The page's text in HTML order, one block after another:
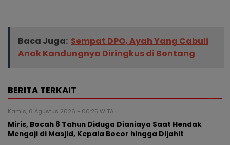
Baca Juga: Sempat DPO, Ayah Yang Cabuli
Anak Kandungnya Diringkus di Bontang
BERITA TERKAIT
Kamis, 6 Agustus 2026 - 00:25 WITA
Miris, Bocah 8 Tahun Diduga Dianiaya Saat Hendak
Mengaji di Masjid, Kepala Bocor hingga Dijahit